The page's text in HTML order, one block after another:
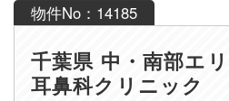
物件No：14185
千葉県 中・南部エ
耳鼻科クリニック